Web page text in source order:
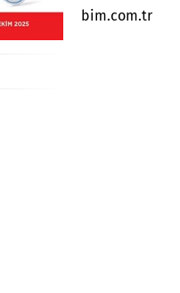
bim.com.tr